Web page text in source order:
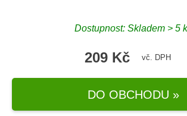
Dostupnost: Skladem > 5
209 Kč vč. DPH
DO OBCHODU »